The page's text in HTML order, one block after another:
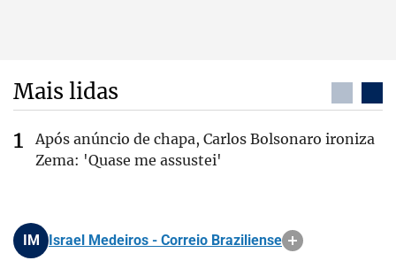
Mais lidas
Após anúncio de chapa, Carlos Bolsonaro ironiza
Zema: 'Quase me assustei'
IM Israel Medeiros - Correio Braziliense